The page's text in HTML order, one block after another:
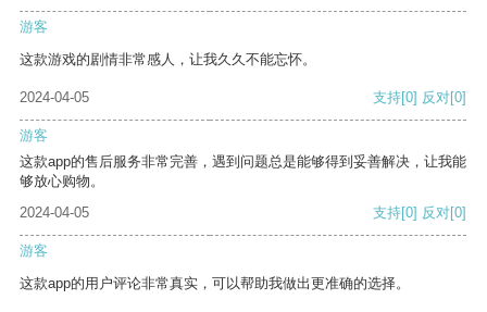
游客
这款游戏的剧情非常感人，让我久久不能忘怀。
2024-04-05 支持[0] 反对[0]
游客
这款app的售后服务非常完善，遇到问题总是能够得到妥善解决，让我能
够放心购物。
2024-04-05
支持[0] 反对[0]
游客
这款app的用户评论非常真实，可以帮助我做出更准确的选择。